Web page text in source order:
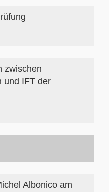
zwischen
und IFT der
Albonico am